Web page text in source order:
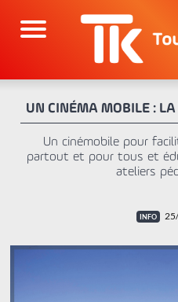
contenu
UN CINÉMA MOBILE :
Un cinémobile pour
partout et pour tous et
ateliers